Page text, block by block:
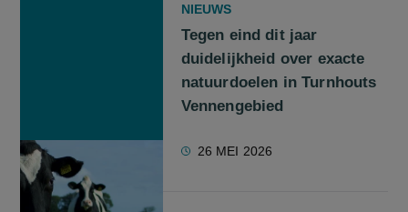
NIEUWS
Tegen eind dit jaar
duidelijkheid over exacte
natuurdoelen in Turnhouts
Vennengebied
26 MEI 2026